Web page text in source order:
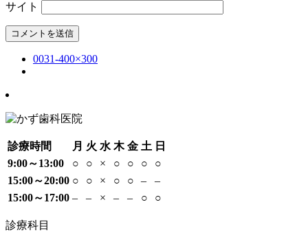
サイト
0031-400×300
診療時間 月 火 水 木 金 土 日
9:00～13:00
○ ○ × ○ ○ ○
○
15:00～20:00 ○ ○ × ○ ○ –
–
15:00～17:00 – – × – – ○ ○
診療科目